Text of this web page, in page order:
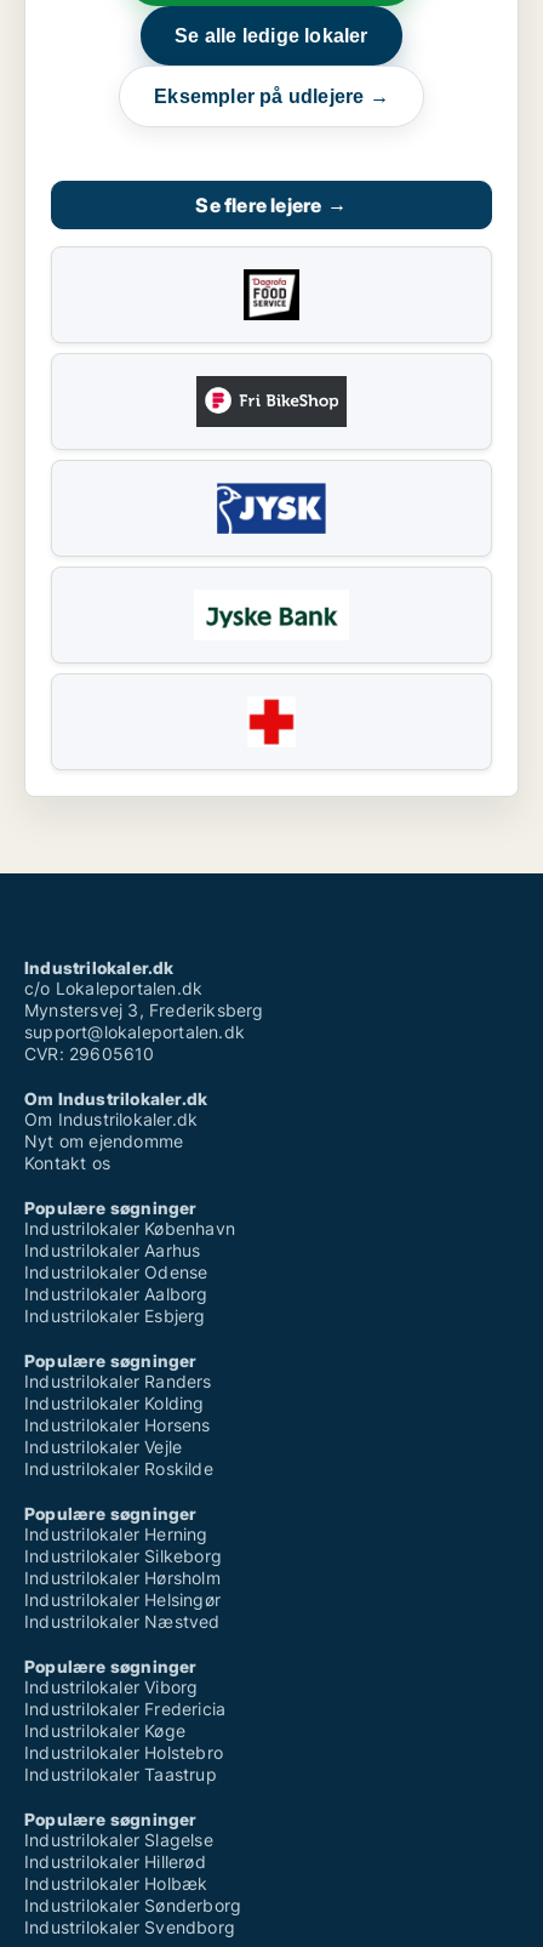
Se alle ledige lokaler
Eksempler på udlejere →
Se flere lejere →
Industrilokaler.dk
c/o Lokaleportalen.dk
Mynstersvej 3, Frederiksberg
support@lokaleportalen.dk
CVR: 29605610
Om Industrilokaler.dk
Om Industrilokaler.dk
Nyt om ejendomme
Kontakt os
Populære søgninger
Industrilokaler København
Industrilokaler Aarhus
Industrilokaler Odense
Industrilokaler Aalborg
Industrilokaler Esbjerg
Populære søgninger
Industrilokaler Randers
Industrilokaler Kolding
Industrilokaler Horsens
Industrilokaler Vejle
Industrilokaler Roskilde
Populære søgninger
Industrilokaler Herning
Industrilokaler Silkeborg
Industrilokaler Hørsholm
Industrilokaler Helsingør
Industrilokaler Næstved
Populære søgninger
Industrilokaler Viborg
Industrilokaler Fredericia
Industrilokaler Køge
Industrilokaler Holstebro
Industrilokaler Taastrup
Populære søgninger
Industrilokaler Slagelse
Industrilokaler Hillerød
Industrilokaler Holbæk
Industrilokaler Sønderborg
Industrilokaler Svendborg